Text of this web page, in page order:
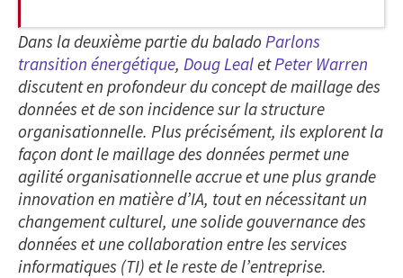
Dans la deuxième partie du balado Parlons
transition énergétique, Doug LealetPeter Warren
discutent en profondeur du concept de maillage des
données et de son incidence sur la structure
organisationnelle. Plus précisément, ils explorent la
façon dont le maillage des données permet une
agilité organisationnelle accrue et une plus grande
innovation en matière d’IA, tout en nécessitant un
changement culturel, une solide gouvernance des
données et une collaboration entre les services
informatiques (TI) et le reste de l’entreprise.